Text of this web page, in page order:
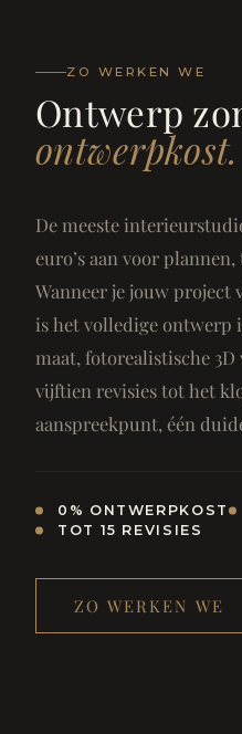
ZO WERKEN WE
Ontwerp
ontwerpkost.
De meeste
euro’s aan voor
Wanneer je jouw project
is het volledige ontwerp
maat, fotorealistische
vijftien revisies tot het
aanspreekpunt, één
0% ONTWERPKOST
TOT 15 REVISIES
ZO WERKEN WE